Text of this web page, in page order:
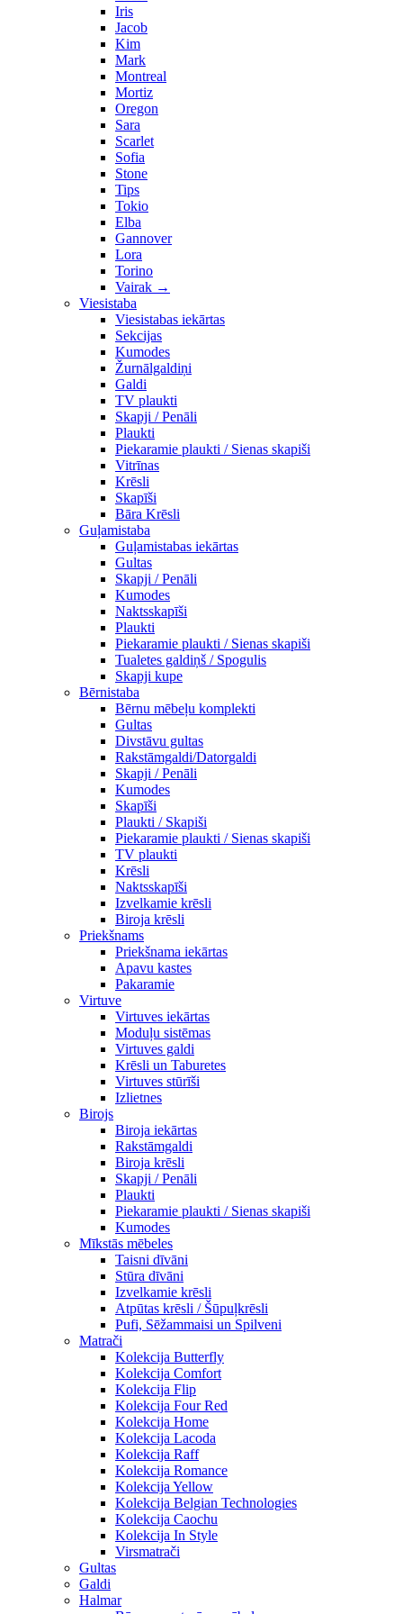
Iris
Jacob
Kim
Mark
Montreal
Mortiz
Oregon
Sara
Scarlet
Sofia
Stone
Tips
Tokio
Elba
Gannover
Lora
Torino
Vairak →
Viesistaba
Viesistabas iekārtas
Sekcijas
Kumodes
Žurnālgaldiņi
Galdi
TV plaukti
Skapji / Penāli
Plaukti
Piekaramie plaukti / Sienas skapiši
Vitrīnas
Krēsli
Skapīši
Bāra Krēsli
Guļamistaba
Guļamistabas iekārtas
Gultas
Skapji / Penāli
Kumodes
Naktsskapīši
Plaukti
Piekaramie plaukti / Sienas skapiši
Tualetes galdiņš / Spogulis
Skapji kupe
Bērnistaba
Bērnu mēbeļu komplekti
Gultas
Divstāvu gultas
Rakstāmgaldi/Datorgaldi
Skapji / Penāli
Kumodes
Skapīši
Plaukti / Skapiši
Piekaramie plaukti / Sienas skapiši
TV plaukti
Krēsli
Naktsskapīši
Izvelkamie krēsli
Biroja krēsli
Priekšnams
Priekšnama iekārtas
Apavu kastes
Pakaramie
Virtuve
Virtuves iekārtas
Moduļu sistēmas
Virtuves galdi
Krēsli un Taburetes
Virtuves stūrīši
Izlietnes
Birojs
Biroja iekārtas
Rakstāmgaldi
Biroja krēsli
Skapji / Penāli
Plaukti
Piekaramie plaukti / Sienas skapiši
Kumodes
Mīkstās mēbeles
Taisni dīvāni
Stūra dīvāni
Izvelkamie krēsli
Atpūtas krēsli / Šūpuļkrēsli
Pufi, Sēžammaisi un Spilveni
Matrači
Kolekcija Butterfly
Kolekcija Comfort
Kolekcija Flip
Kolekcija Four Red
Kolekcija Home
Kolekcija Lacoda
Kolekcija Raff
Kolekcija Romance
Kolekcija Yellow
Kolekcija Belgian Technologies
Kolekcija Caochu
Kolekcija In Style
Virsmatrači
Gultas
Galdi
Halmar